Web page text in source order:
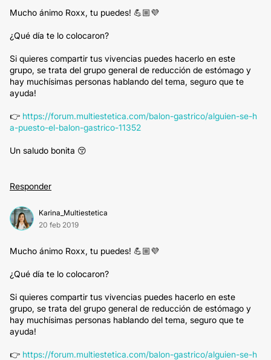
Mucho ánimo Roxx, tu puedes! 💪🏼💜
¿Qué día te lo colocaron?
Si quieres compartir tus vivencias puedes hacerlo en este
grupo, se trata del grupo general de reducción de estómago y
hay muchísimas personas hablando del tema, seguro que te
ayuda!
👉 https://forum.multiestetica.com/balon-gastrico/alguien-se-h
a-puesto-el-balon-gastrico-11352
Un saludo bonita 😚
Responder
Karina_Multiestetica
20 feb 2019
Mucho ánimo Roxx, tu puedes! 💪🏼💜
¿Qué día te lo colocaron?
Si quieres compartir tus vivencias puedes hacerlo en este
grupo, se trata del grupo general de reducción de estómago y
hay muchísimas personas hablando del tema, seguro que te
ayuda!
👉 https://forum.multiestetica.com/balon-gastrico/alguien-se-h